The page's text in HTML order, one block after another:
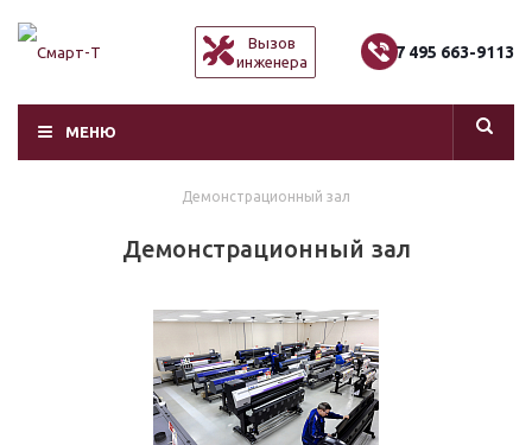
Вызов
инженера
+7 495 663-9113
МЕНЮ
Демонстрационный зал
Демонстрационный зал